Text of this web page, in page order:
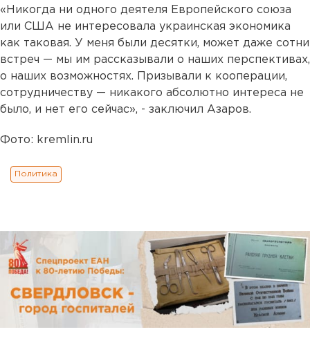
«Никогда ни одного деятеля Европейского союза
или США не интересовала украинская экономика
как таковая. У меня были десятки, может даже сотни
встреч — мы им рассказывали о наших перспективах,
о наших возможностях. Призывали к кооперации,
сотрудничеству — никакого абсолютно интереса не
было, и нет его сейчас», - заключил Азаров.
Фото: kremlin.ru
Политика